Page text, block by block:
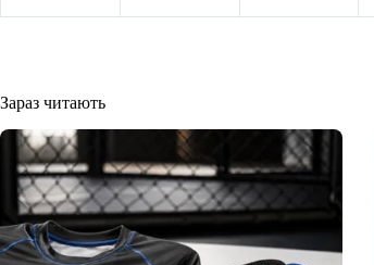
Зараз читають